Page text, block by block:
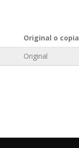
Original o copia
Original